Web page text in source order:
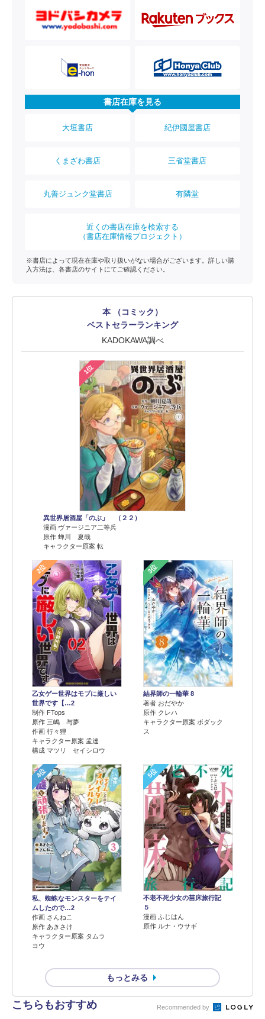
書店在庫を見る
大垣書店 紀伊國屋書店
くまざわ書店 三省堂書店
丸善ジュンク堂書店 有隣堂
近くの書店在庫を検索する
（書店在庫情報プロジェクト）
※書店によって現在在庫や取り扱いがない場合がございます。詳しい購
入方法は、各書店のサイトにてご確認ください。
本 （コミック）
ベストセラーランキング
KADOKAWA調べ
1位
異世界居酒屋「のぶ」 （２２）
漫画 ヴァージニア二等兵
原作 蝉川 夏哉
キャラクター原案 転
2位
乙女ゲー世界はモブに厳しい
世界です【…2
制作 FTops
原作 三嶋 与夢
作画 行々狸
キャラクター原案 孟達
構成 マツリ セイシロウ
3位
結界師の一輪華 8
著者 おだやか
原作 クレハ
キャラクター原案 ボダック
ス
4位
私、蜘蛛なモンスターをテイ
ムしたので…2
作画 さんねこ
原作 あきさけ
キャラクター原案 タムラ
ヨウ
5位
不老不死少女の苗床旅行記
５
漫画 ふじはん
原作 ルナ・ウサギ
もっとみる
こちらもおすすめ Recommended by